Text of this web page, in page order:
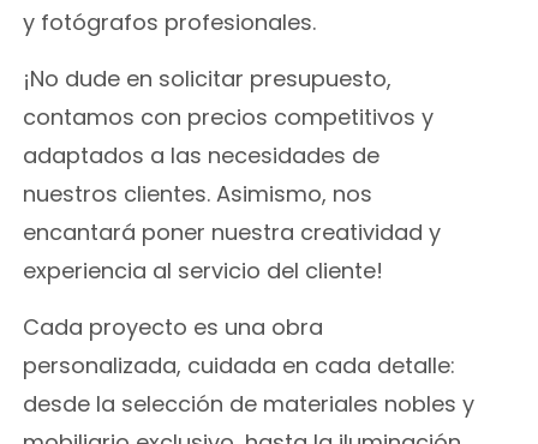
y fotógrafos profesionales.
¡No dude en solicitar presupuesto,
contamos con precios competitivos y
adaptados a las necesidades de
nuestros clientes. Asimismo, nos
encantará poner nuestra creatividad y
experiencia al servicio del cliente!
Cada proyecto es una obra
personalizada, cuidada en cada detalle:
desde la selección de materiales nobles y